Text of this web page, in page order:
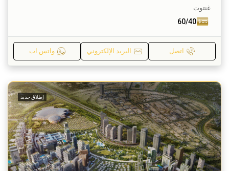
غنتوت
60/40
اتصل البريد الإلكتروني واتس اب
إطلاق جديد